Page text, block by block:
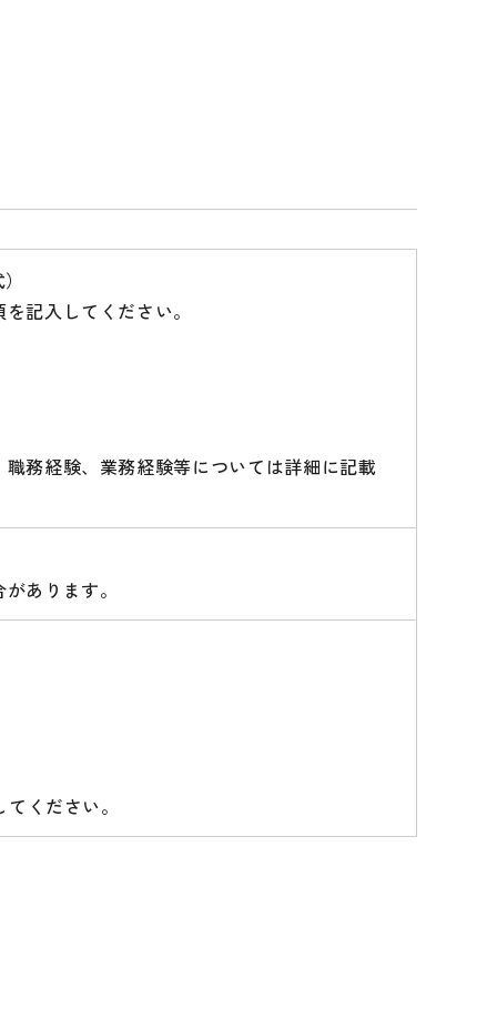
記入してください。
務経験、業務経験等については詳細に記載
あります。
ください。